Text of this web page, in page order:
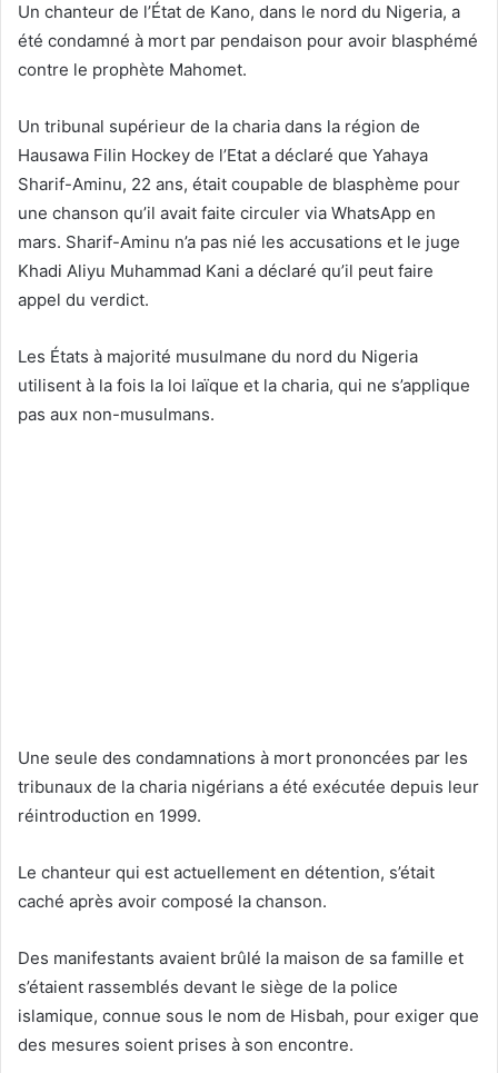
Un chanteur de l’État de Kano, dans le nord du Nigeria, a
été condamné à mort par pendaison pour avoir blasphémé
contre le prophète Mahomet.
Un tribunal supérieur de la charia dans la région de
Hausawa Filin Hockey de l’Etat a déclaré que Yahaya
Sharif-Aminu, 22 ans, était coupable de blasphème pour
une chanson qu’il avait faite circuler via WhatsApp en
mars. Sharif-Aminu n’a pas nié les accusations et le juge
Khadi Aliyu Muhammad Kani a déclaré qu’il peut faire
appel du verdict.
Les États à majorité musulmane du nord du Nigeria
utilisent à la fois la loi laïque et la charia, qui ne s’applique
pas aux non-musulmans.
Une seule des condamnations à mort prononcées par les
tribunaux de la charia nigérians a été exécutée depuis leur
réintroduction en 1999.
Le chanteur qui est actuellement en détention, s’était
caché après avoir composé la chanson.
Des manifestants avaient brûlé la maison de sa famille et
s’étaient rassemblés devant le siège de la police
islamique, connue sous le nom de Hisbah, pour exiger que
des mesures soient prises à son encontre.